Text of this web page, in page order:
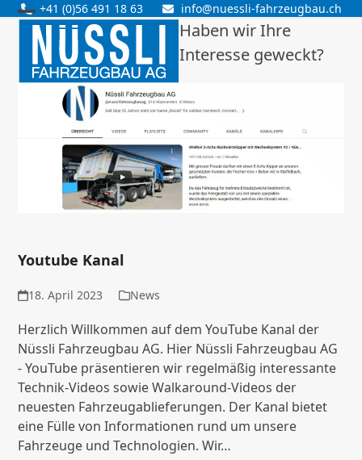
Skip
content
+41 (0)56 491 18 63 info@nuessli-fahrzeugbau.ch
Open
mobile
menu
Close
mobile
menu
Youtube Kanal
18. April 2023 News
Herzlich Willkommen auf dem YouTube Kanal der
Nüssli Fahrzeugbau AG. Hier Nüssli Fahrzeugbau AG
- YouTube präsentieren wir regelmäßig interessante
Technik-Videos sowie Walkaround-Videos der
neuesten Fahrzeugablieferungen. Der Kanal bietet
eine Fülle von Informationen rund um unsere
Fahrzeuge und Technologien. Wir…
Haben wir Ihre
Interesse geweckt?